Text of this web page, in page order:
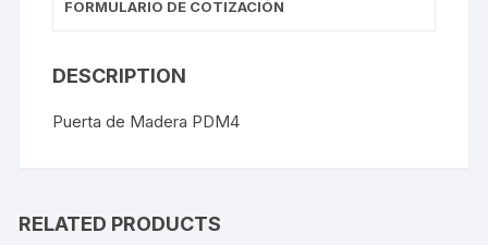
FORMULARIO DE COTIZACIÓN
DESCRIPTION
Puerta de Madera PDM4
RELATED PRODUCTS